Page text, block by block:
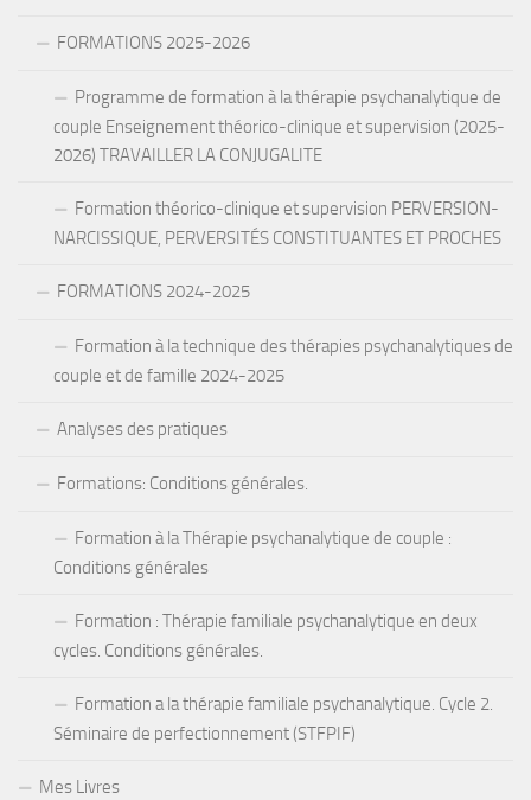
FORMATIONS 2025-2026
Programme de formation à la thérapie psychanalytique de
couple Enseignement théorico-clinique et supervision (2025-
2026) TRAVAILLER LA CONJUGALITE
Formation théorico-clinique et supervision PERVERSION-
NARCISSIQUE, PERVERSITÉS CONSTITUANTES ET PROCHES
FORMATIONS 2024-2025
Formation à la technique des thérapies psychanalytiques de
couple et de famille 2024-2025
Analyses des pratiques
Formations: Conditions générales.
Formation à la Thérapie psychanalytique de couple :
Conditions générales
Formation : Thérapie familiale psychanalytique en deux
cycles. Conditions générales.
Formation a la thérapie familiale psychanalytique. Cycle 2.
Séminaire de perfectionnement (STFPIF)
Mes Livres